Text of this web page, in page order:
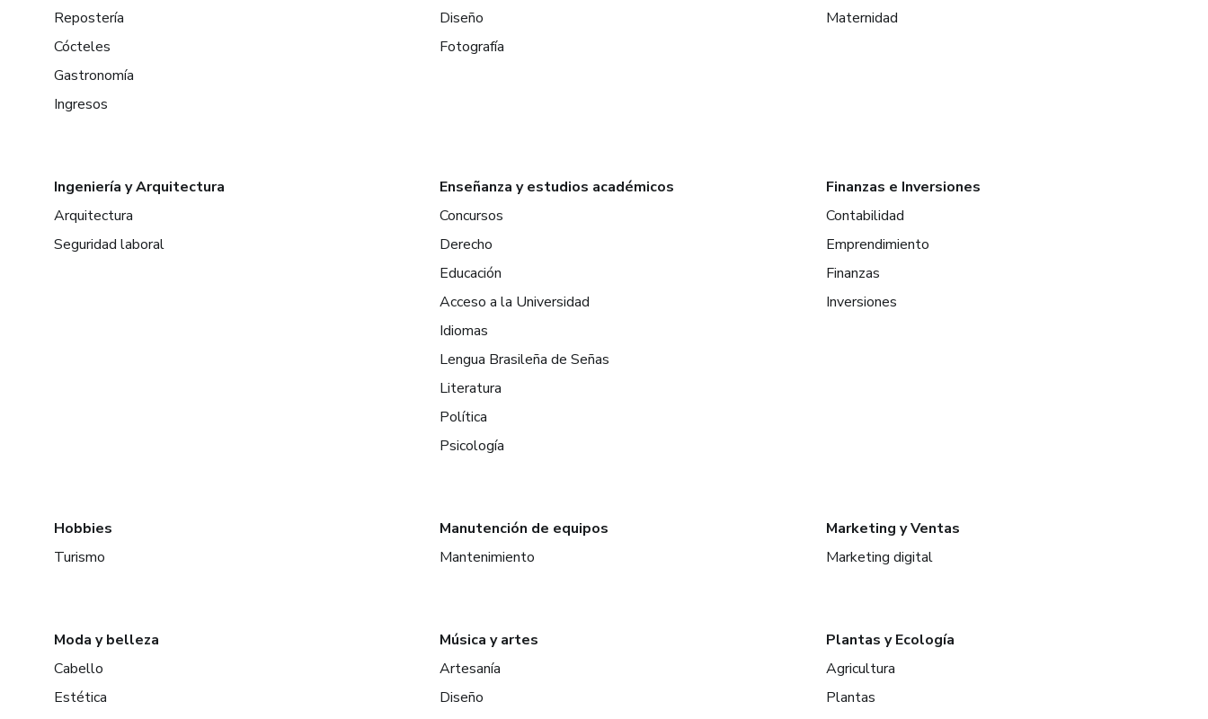
Repostería
Cócteles
Gastronomía
Ingresos
Diseño
Fotografía
Maternidad
Ingeniería y Arquitectura
Arquitectura
Seguridad laboral
Enseñanza y estudios académicos
Concursos
Derecho
Educación
Acceso a la Universidad
Idiomas
Lengua Brasileña de Señas
Literatura
Política
Psicología
Finanzas e Inversiones
Contabilidad
Emprendimiento
Finanzas
Inversiones
Hobbies
Turismo
Manutención de equipos
Mantenimiento
Marketing y Ventas
Marketing digital
Moda y belleza
Cabello
Estética
Música y artes
Artesanía
Diseño
Plantas y Ecología
Agricultura
Plantas